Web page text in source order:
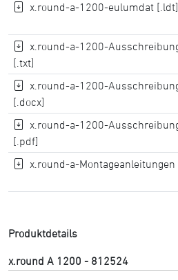
x.round-a-1200-eulumdat [.ldt]
x.round-a-1200-
[.txt]
x.round-a-1200-
[.docx]
x.round-a-1200-
[.pdf]
x.round-a-Montageanleitungen
Produktdetails
x.round A 1200 - 812524